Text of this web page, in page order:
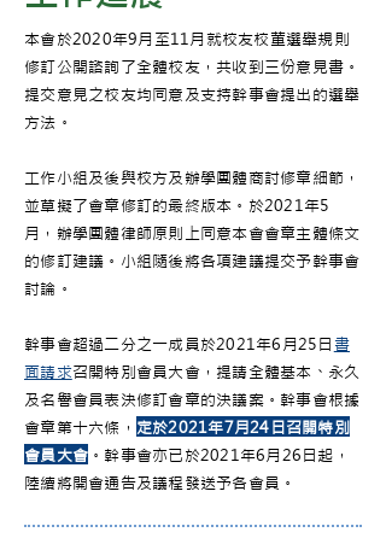
本會於2020年9月至11月就校友校董選舉規則
修訂公開諮詢了全體校友，共收到三份意見書。
提交意見之校友均同意及支持幹事會提出的選舉
方法。
工作小組及後與校方及辦學團體商討修章細節，
並草擬了會章修訂的最終版本。於2021年5
月，辦學團體律師原則上同意本會會章主體條文
的修訂建議。小組隨後將各項建議提交予幹事會
討論。
幹事會超過二分之一成員於2021年6月25日書
面請求召開特別會員大會，提請全體基本、永久
及名譽會員表決修訂會章的決議案。幹事會根據
會章第十六條， 定於2021年7月24日召開特別
會員大會 。幹事會亦已於2021年6月26日起，
陸續將開會通告及議程發送予各會員。